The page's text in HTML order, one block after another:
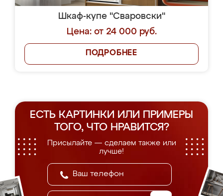
Шкаф-купе "Сваровски"
Цена: от 24 000 руб.
ПОДРОБНЕЕ
ЕСТЬ КАРТИНКИ ИЛИ ПРИМЕРЫ
ТОГО, ЧТО НРАВИТСЯ?
Присылайте — сделаем также или
лучше!